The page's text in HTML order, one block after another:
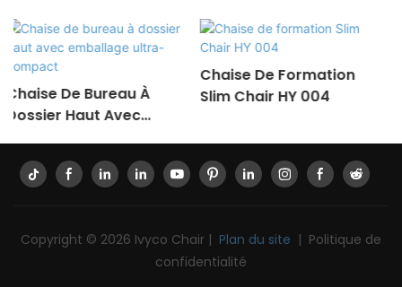
Chaise De Formation
Slim Chair HY 004
Bureau D'école Alice
Desk Hz001
Copyright © 2026 Ivyco Chair | Plan du site | Politique de
confidentialité